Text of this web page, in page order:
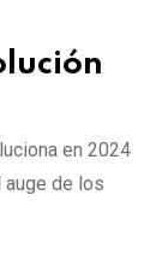
en 2024
de los